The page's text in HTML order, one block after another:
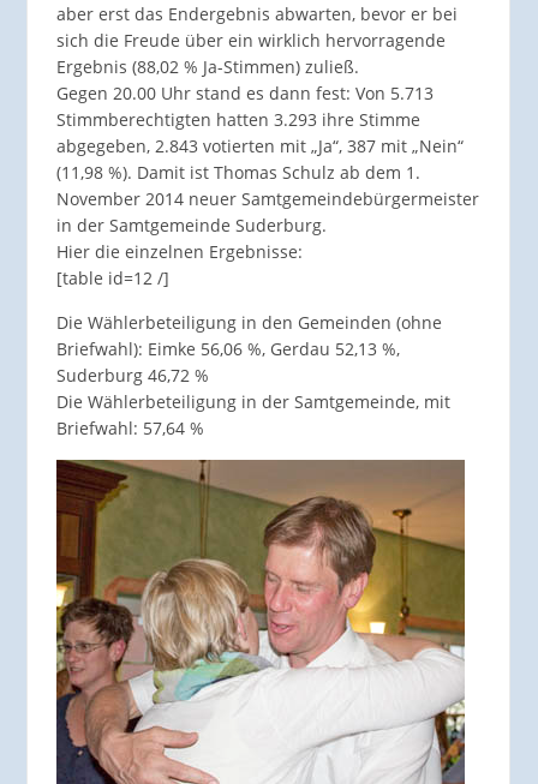
aber erst das Endergebnis abwarten, bevor er bei
sich die Freude über ein wirklich hervorragende
Ergebnis (88,02 % Ja-Stimmen) zuließ.
Gegen 20.00 Uhr stand es dann fest: Von 5.713
Stimmberechtigten hatten 3.293 ihre Stimme
abgegeben, 2.843 votierten mit „Ja“, 387 mit „Nein“
(11,98 %). Damit ist Thomas Schulz ab dem 1.
November 2014 neuer Samtgemeindebürgermeister
in der Samtgemeinde Suderburg.
Hier die einzelnen Ergebnisse:
[table id=12 /]
Die Wählerbeteiligung in den Gemeinden (ohne
Briefwahl): Eimke 56,06 %, Gerdau 52,13 %,
Suderburg 46,72 %
Die Wählerbeteiligung in der Samtgemeinde, mit
Briefwahl: 57,64 %